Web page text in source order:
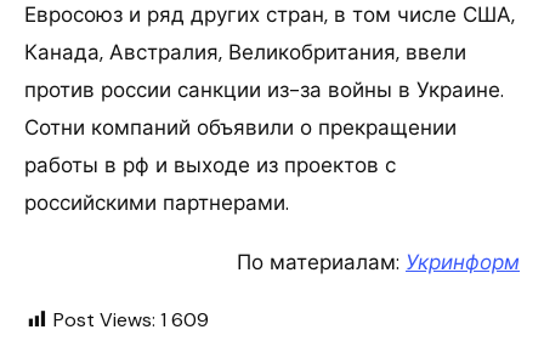
Евросоюз и ряд других стран, в том числе США,
Канада, Австралия, Великобритания, ввели
против россии санкции из-за войны в Украине.
Сотни компаний объявили о прекращении
работы в рф и выходе из проектов с
российскими партнерами.
По материалам: Укринформ
Post Views: 1 609